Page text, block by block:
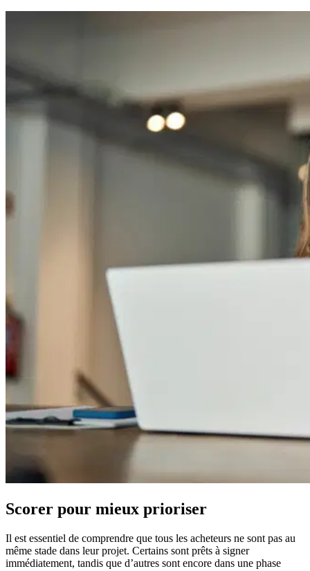
Scorer pour mieux prioriser
Il est essentiel de comprendre que tous les acheteurs ne sont pas au
même stade dans leur projet. Certains sont prêts à signer
immédiatement, tandis que d’autres sont encore dans une phase